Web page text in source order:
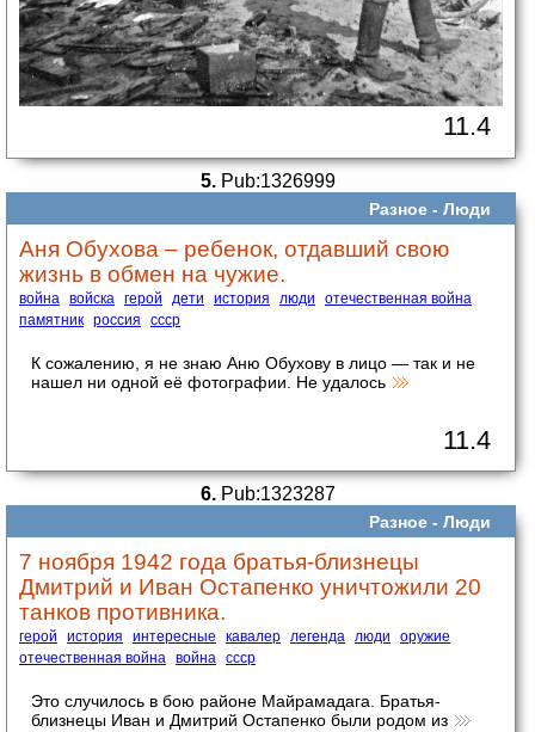
11.4
5.Pub:1326999
Разное - Люди
Аня Обухова – ребенок, отдавший свою
жизнь в обмен на чужие.
война войска герой дети история люди
отечественная война
памятник россия ссср
К сожалению, я не знаю Аню Обухову в лицо — так и не
нашел ни одной её фотографии. Не удалось
11.4
6.Pub:1323287
Разное - Люди
7 ноября 1942 года братья-близнецы
Дмитрий и Иван Остапенко уничтожили 20
танков противника.
герой история интересные кавалер легенда люди
оружие
отечественная война война ссср
Это случилось в бою районе Майрамадага. Братья-
близнецы Иван и Дмитрий Остапенко были родом из